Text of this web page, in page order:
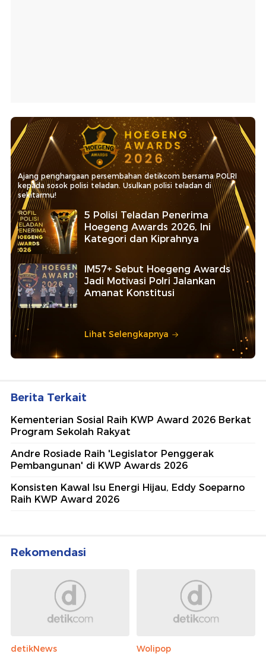
Ajang penghargaan persembahan detikcom bersama POLRI
kepada sosok polisi teladan. Usulkan polisi teladan di
sekitarmu!
5 Polisi Teladan Penerima
Hoegeng Awards 2026, Ini
Kategori dan Kiprahnya
IM57+ Sebut Hoegeng Awards
Jadi Motivasi Polri Jalankan
Amanat Konstitusi
Lihat Selengkapnya
Berita Terkait
Kementerian Sosial Raih KWP Award 2026 Berkat
Program Sekolah Rakyat
Andre Rosiade Raih 'Legislator Penggerak
Pembangunan' di KWP Awards 2026
Konsisten Kawal Isu Energi Hijau, Eddy Soeparno
Raih KWP Award 2026
Rekomendasi
detikNews
Wolipop